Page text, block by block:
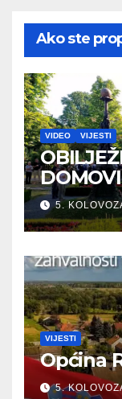
Ako ste
VIDEO VIJESTI
TE DAN
5.
VIJESTI
Općina
5.